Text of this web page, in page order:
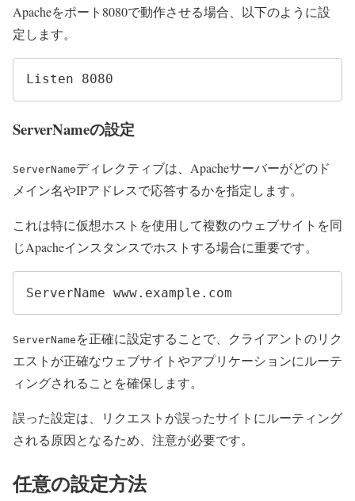
Apacheをポート8080で動作させる場合、以下のように設
定します。
Listen 8080
ServerNameの設定
ServerNameディレクティブは、Apacheサーバーがどのド
メイン名やIPアドレスで応答するかを指定します。
これは特に仮想ホストを使用して複数のウェブサイトを同
じApacheインスタンスでホストする場合に重要です。
ServerName www.example.com
ServerName を正確に設定することで、クライアントのリク
エストが正確なウェブサイトやアプリケーションにルーテ
ィングされることを確保します。
誤った設定は、リクエストが誤ったサイトにルーティング
される原因となるため、注意が必要です。
任意の設定方法